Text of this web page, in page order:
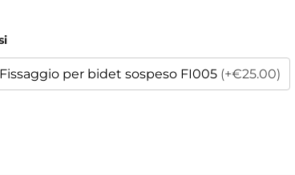
Fissaggio per bidet sospeso FI005 (+€25.00)